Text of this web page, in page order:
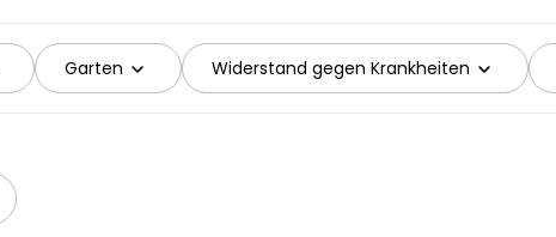
Garten Widerstand gegen Krankheiten